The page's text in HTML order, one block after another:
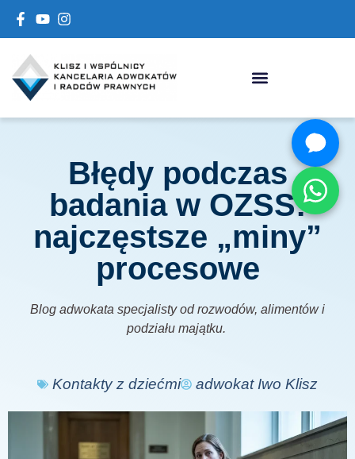
Błędy podczas
badania w OZSS:
najczęstsze „miny”
procesowe
Blog adwokata specjalisty od rozwodów, alimentów i
podziału majątku.
Kontakty z dziećmi adwokat Iwo Klisz